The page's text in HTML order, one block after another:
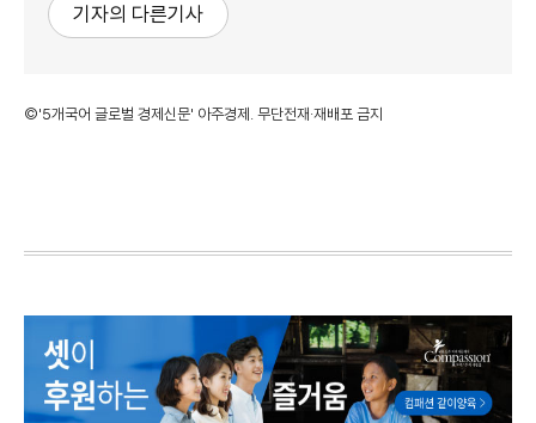
기자의 다른기사
©'5개국어 글로벌 경제신문' 아주경제. 무단전재·재배포 금지